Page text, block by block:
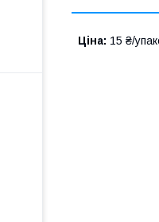
Ціна: 15 ₴/